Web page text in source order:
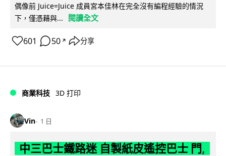
偶像前 Juice=Juice 成員宮本佳林在完全沒有編程經驗的情況
下，僅憑藉與...
閱讀全文
601 50 ↗ 分享
商業科技 3D 打印
Vin 1 日
中三巴士鐵路迷 自製紙皮遙控巴士 門,